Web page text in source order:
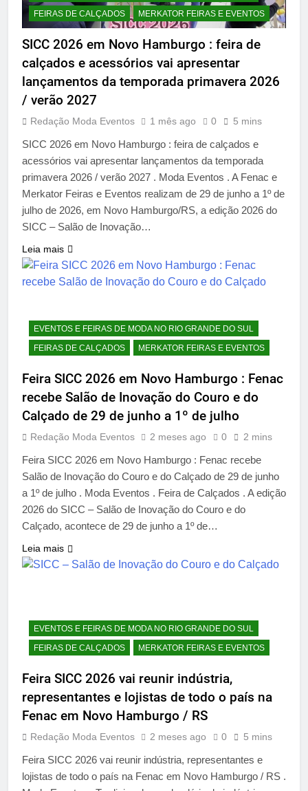
FEIRAS DE CALÇADOS
MERKATOR FEIRAS E EVENTOS
SICC 2026 em Novo Hamburgo : feira de
calçados e acessórios vai apresentar
lançamentos da temporada primavera 2026
/ verão 2027
Redação Moda Eventos 1 mês ago 0 5 mins
SICC 2026 em Novo Hamburgo : feira de calçados e
acessórios vai apresentar lançamentos da temporada
primavera 2026 / verão 2027 . Moda Eventos . A Fenac e
Merkator Feiras e Eventos realizam de 29 de junho a 1º de
julho de 2026, em Novo Hamburgo/RS, a edição 2026 do
SICC – Salão de Inovação…
Leia mais
EVENTOS E FEIRAS DE MODA NO RIO GRANDE DO SUL
FEIRAS DE CALÇADOS
MERKATOR FEIRAS E EVENTOS
Feira SICC 2026 em Novo Hamburgo : Fenac
recebe Salão de Inovação do Couro e do
Calçado de 29 de junho a 1º de julho
Redação Moda Eventos 2 meses ago 0 2 mins
Feira SICC 2026 em Novo Hamburgo : Fenac recebe
Salão de Inovação do Couro e do Calçado de 29 de junho
a 1º de julho . Moda Eventos . Feira de Calçados . A edição
2026 do SICC – Salão de Inovação do Couro e do
Calçado, acontece de 29 de junho a 1º de…
Leia mais
EVENTOS E FEIRAS DE MODA NO RIO GRANDE DO SUL
FEIRAS DE CALÇADOS
MERKATOR FEIRAS E EVENTOS
Feira SICC 2026 vai reunir indústria,
representantes e lojistas de todo o país na
Fenac em Novo Hamburgo / RS
Redação Moda Eventos 2 meses ago 0 5 mins
Feira SICC 2026 vai reunir indústria, representantes e
lojistas de todo o país na Fenac em Novo Hamburgo / RS .